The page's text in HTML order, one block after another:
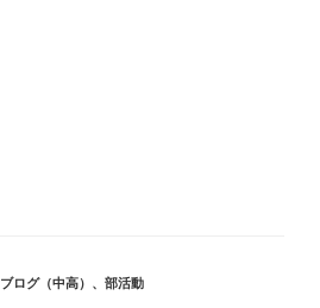
ブログ（中高） 、 部活動